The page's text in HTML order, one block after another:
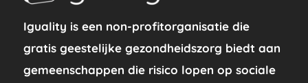
Iguality is een non-profitorganisatie die
gratis geestelijke gezondheidszorg biedt aan
gemeenschappen die risico lopen op sociale